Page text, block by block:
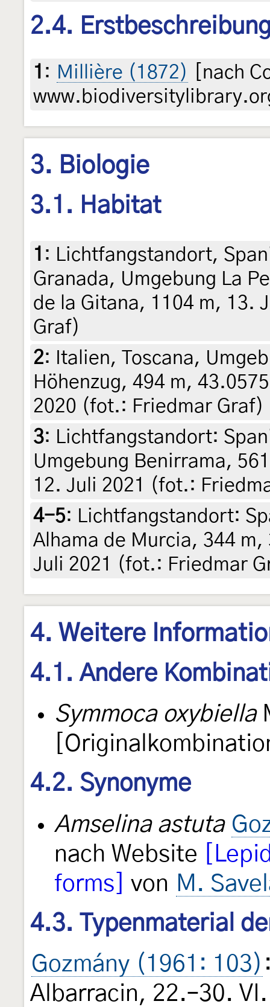
2.4.
1 : Millière (1872)
[nach
3. Biologie
3.1. Habitat
1 : Lichtfangstandort,
Granada, Umgebung La
de la Gitana, 1104 m, 13.
Graf)
2:
Italien, Toscana,
Höhenzug, 494 m,
2020 (fot.: Friedmar Graf)
3: Lichtfangstandort:
Umgebung Benirrama,
12. Juli 2021 (fot.:
4-5: Lichtfangstandort:
Alhama de Murcia, 344
Juli 2021 (fot.: Friedmar
4. Weitere
4.1. Andere
Symmoca oxybiella
4.2. Synonyme
Amselina astuta
nach Website
forms]
von M.
4.3. Typenmaterial
Gozmány (1961: 103)
Albarracin, 22.–30.